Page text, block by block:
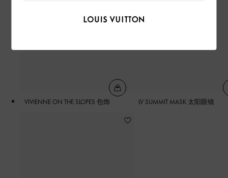
VIVIENNE ON THE SLOPES 包饰 LV SUMMIT MASK 太阳眼镜